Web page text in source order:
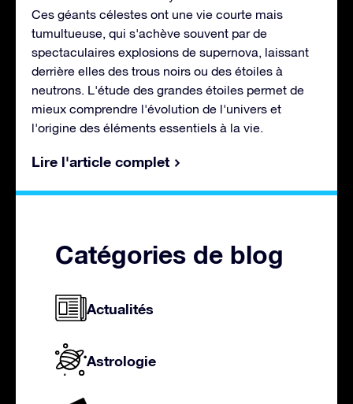
Ces géants célestes ont une vie courte mais
tumultueuse, qui s'achève souvent par de
spectaculaires explosions de supernova, laissant
derrière elles des trous noirs ou des étoiles à
neutrons. L'étude des grandes étoiles permet de
mieux comprendre l'évolution de l'univers et
l'origine des éléments essentiels à la vie.
Lire l'article complet
Catégories de blog
Actualités
Astrologie